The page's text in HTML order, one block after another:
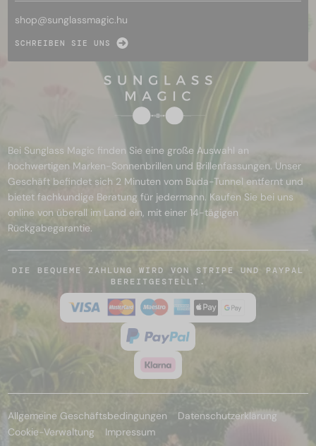
shop@sunglassmagic.hu
SCHREIBEN SIE UNS
Bei Sunglass Magic finden Sie eine große Auswahl an
hochwertigen Marken-Sonnenbrillen und Brillenfassungen. Unser
Geschäft befindet sich 2 Minuten vom Buda-Tunnel entfernt und
bietet fachkundige Beratung für jedermann. Kaufen Sie bei uns
online von überall im Land ein, mit einer 14-tägigen
Rückgabegarantie.
DIE BEQUEME ZAHLUNG WIRD VON STRIPE UND PAYPAL
BEREITGESTELLT.
Allgemeine Geschäftsbedingungen
Datenschutzerklärung
Cookie-Verwaltung
Impressum